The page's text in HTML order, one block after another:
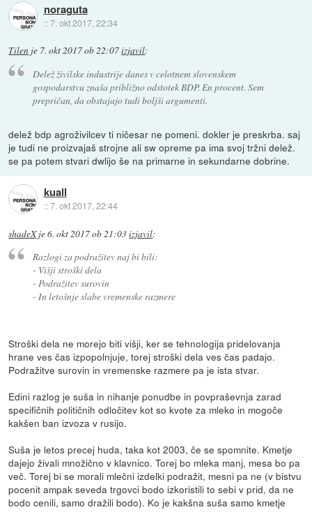
noraguta
::7. okt 2017, 22:34
Tilen je 7. okt 2017 ob 22:07izjavil:
Delež živilske industrije danes v celotnem slovenskem
gospodarstvu znaša približno odstotek BDP. En procent. Sem
prepričan, da obstajajo tudi boljši argumenti.
delež bdp agroživilcev ti ničesar ne pomeni. dokler je preskrba. saj
je tudi ne proizvajaš strojne ali sw opreme pa ima svoj tržni delež.
se pa potem stvari dwlijo še na primarne in sekundarne dobrine.
kuall
::7. okt 2017, 22:44
shadeXje6. okt 2017 ob 21:03izjavil:
Razlogi za podražitev naj bi bili:
- Višji stroški dela
- Podražitev surovin
- In letošnje slabe vremenske razmere
Stroški dela ne morejo biti višji, ker se tehnologija pridelovanja
hrane ves čas izpopolnjuje, torej stroški dela ves čas padajo.
Podražitve surovin in vremenske razmere pa je ista stvar.
Edini razlog je suša in nihanje ponudbe in povpraševnja zarad
specifičnih političnih odločitev kot so kvote za mleko in mogoče
kakšen ban izvoza v rusijo.
Suša je letos precej huda, taka kot 2003, če se spomnite. Kmetje
dajejo živali množično v klavnico. Torej bo mleka manj, mesa bo pa
več. Torej bi se morali mlečni izdelki podražit, mesni pa ne (v bistvu
pocenit ampak seveda trgovci bodo izkoristili to sebi v prid, da ne
bodo cenili, samo dražili bodo). Ko je kakšna suša samo kmetje